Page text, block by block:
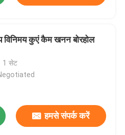
विनिमय कुएं कैम खनन बोरहोल
1 सेट
हमसे संपर्क करें